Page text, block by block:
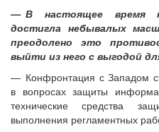
— В настоящее время
достигла небывалых
преодолено это
выйти из него с выгодой
— Конфронтация с Западом
в вопросах защиты
технические средства
выполнения регламентных